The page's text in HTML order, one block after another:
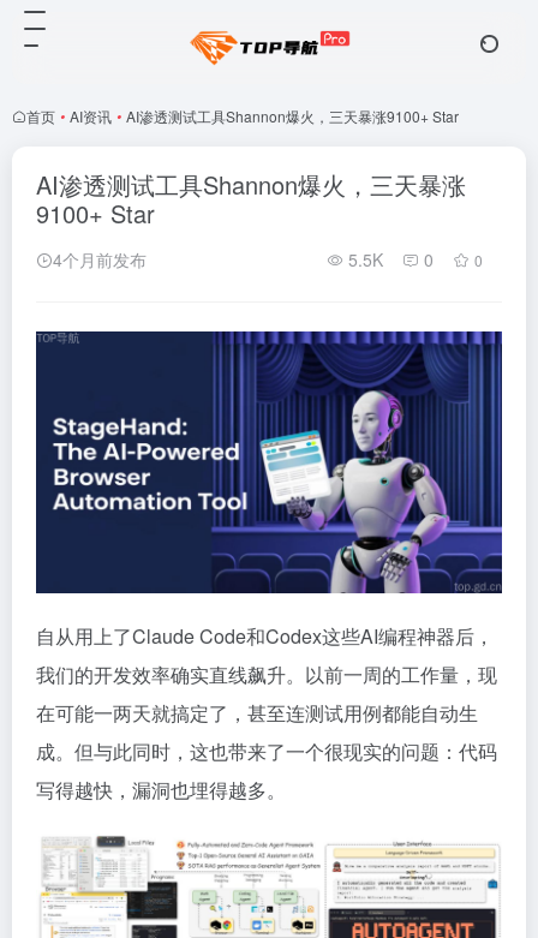
首页 • AI资讯 • AI渗透测试工具Shannon爆火，三天暴涨9100+ Star
AI渗透测试工具Shannon爆火，三天暴涨
9100+ Star
4个月前发布 5.5K 0 0
自从用上了Claude Code和Codex这些AI编程神器后，
我们的开发效率确实直线飙升。以前一周的工作量，现
在可能一两天就搞定了，甚至连测试用例都能自动生
成。但与此同时，这也带来了一个很现实的问题：代码
写得越快，漏洞也埋得越多。